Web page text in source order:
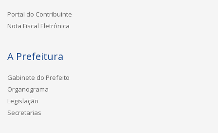
Portal do Contribuinte
Nota Fiscal Eletrônica
A Prefeitura
Gabinete do Prefeito
Organograma
Legislação
Secretarias